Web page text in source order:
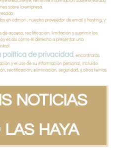
sobre la empresa.
en cdmon , nuestro proveedor de email y hosting, y
de acceso, rectificación, limitación y suprimir los
así como el derecho a presentar una
política de privacidad
, encontrarás
y el uso de su información personal, incluida
rectificación, eliminación, seguridad, y otros temas.
NOTICIAS
HAYA